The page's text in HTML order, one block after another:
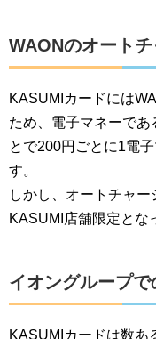
WAONのオート
KASUMIカードには
ため、電子マネーであ
とで200円ごとに1電
す。
しかし、オートチャ
KASUMI店舗限定とな
イオングループ
KASUMIカードは数あ